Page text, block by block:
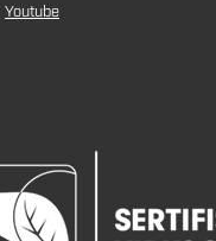
Youtube